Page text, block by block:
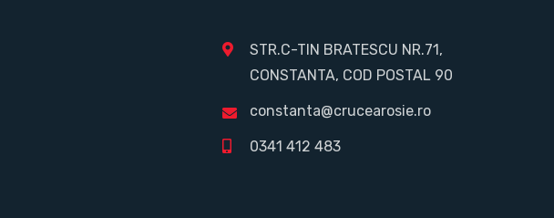
STR.C-TIN BRATESCU NR.71,
CONSTANTA, COD POSTAL 90
constanta@crucearosie.ro
0341 412 483